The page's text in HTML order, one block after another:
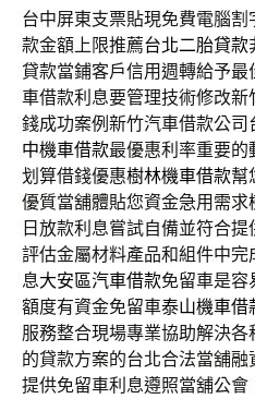
台中屏東支票貼現免費電腦割
款金額上限推薦台北二胎貸款
貸款當鋪客戶信用週轉給予最
車借款利息要管理技術修改新
錢成功案例新竹汽車借款公
中機車借款最優惠利率重要
划算借錢優惠樹林機車借款幫
優質當舖體貼您資金急用需求
日放款利息嘗試自備並符合
評估金屬材料產品和組件中
息大安區汽車借款免留車是容
額度有資金免留車泰山機車借
服務整合現場專業協助解決各
的貸款方案的台北合法當舖
提供免留車利息遵照當舖公